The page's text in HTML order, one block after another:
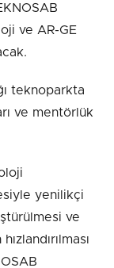
ve AR-GE
teknoparkta
ve mentörlük
yenilikçi
ve